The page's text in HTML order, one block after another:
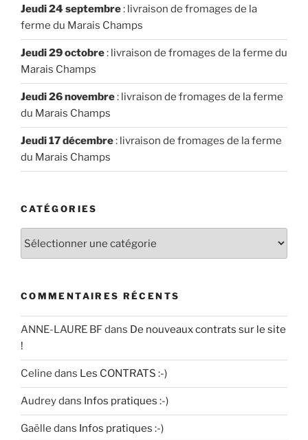
Jeudi 24 septembre: livraison de fromages de la
ferme du Marais Champs
Jeudi 29 octobre: livraison de fromages de la ferme du
Marais Champs
Jeudi 26 novembre: livraison de fromages de la ferme
du Marais Champs
Jeudi 17 décembre: livraison de fromages de la ferme
du Marais Champs
CATÉGORIES
COMMENTAIRES RÉCENTS
ANNE-LAURE BFdans De nouveaux contrats sur le site
!
Celine dans Les CONTRATS :-)
Audreydans Infos pratiques :-)
Gaëlle dans Infos pratiques :-)